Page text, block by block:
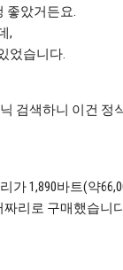
좋았거든요.
,
었습니다.
검색하니 이건 정
가 1,890바트(약
짜리로 구매했습니